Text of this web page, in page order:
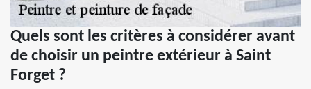
Quels sont les critères à considérer avant
de choisir un peintre extérieur à Saint
Forget ?